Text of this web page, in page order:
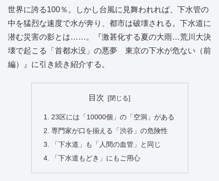
世界に誇る100％。しかし台風に見舞われれば、下水管の
中を猛烈な速度で水が奔り、都市は破壊される。下水道に
潜む災害の影とは……。『激甚化する夏の大雨…荒川大決
壊で起こる「首都水没」の悪夢 東京の下水が危ない（前
編）』に引き続き紹介する。
目次
23区には「10000個」の「空洞」がある
専門家が口を揃える「渋谷」の危険性
「下水道」も「人間の血管」と同じ
「下水道もどき」にもご用心